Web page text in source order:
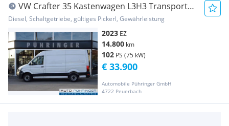
VW Crafter 35 Kastenwagen L3H3 Transporter
/ Kastenwagen
Diesel, Schaltgetriebe, gültiges Pickerl, Gewährleistung
2023 EZ
14.800 km
102 PS (75 kW)
Automobile Pühringer GmbH
4722 Peuerbach
€ 33.900